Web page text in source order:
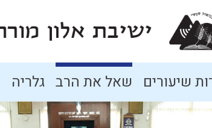
שיעורים שאל את הרב גלריה